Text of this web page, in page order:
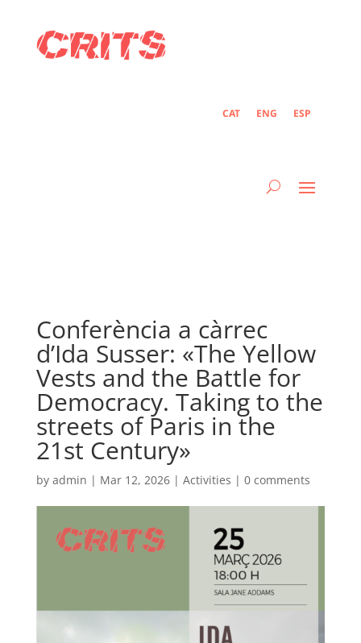
CAT ENG ESP
Conferència a càrrec
d’Ida Susser: «The Yellow
Vests and the Battle for
Democracy. Taking to the
streets of Paris in the
21st Century»
by admin | Mar 12, 2026| Activities | 0 comments